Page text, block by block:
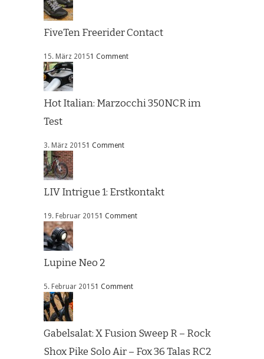
FiveTen Freerider Contact
15. März 20151 Comment
Hot Italian: Marzocchi 350NCR im
Test
3. März 20151 Comment
LIV Intrigue 1: Erstkontakt
19. Februar 20151 Comment
Lupine Neo 2
5. Februar 20151 Comment
Gabelsalat: X Fusion Sweep R – Rock
Shox Pike Solo Air – Fox 36 Talas RC2